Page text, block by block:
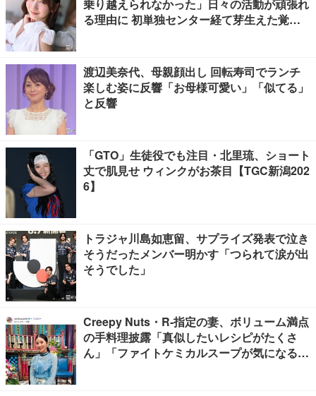
乗り越えられなかった」日々の活動が頑張れ
る理由に 初単独センター経て芽生えた覚悟
渡辺美奈代、母親顔出し 回転寿司でランチ
楽しむ姿に反響「お母様可愛い」「似てる」
と反響
「GTO」生徒役でも注目・北里琉、ショート
丈で肌見せ ウィンクがお茶目【TGC新潟202
6】
トラジャ川島如恵留、サプライズ発表で泣き
そうだったメンバー明かす「つられて涙が出
そうでした」
Creepy Nuts・R-指定の妻、ボリューム満点
の手料理披露「真似したいレシピがたくさ
ん」「ファイトケミカルスープが気になる」